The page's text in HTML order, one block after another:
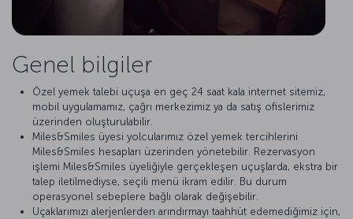
Genel bilgiler
Özel yemek talebi uçuşa en geç 24 saat kala internet sitemiz,
mobil uygulamamız, çağrı merkezimiz ya da satış ofislerimiz
üzerinden oluşturulabilir.
Miles&Smiles üyesi yolcularımız özel yemek tercihlerini
Miles&Smiles hesapları üzerinden yönetebilir. Rezervasyon
işlemi Miles&Smiles üyeliğiyle gerçekleşen uçuşlarda, ekstra bir
talep iletilmediyse, seçili menü ikram edilir. Bu durum
operasyonel sebeplere bağlı olarak değişebilir.
Uçaklarımızı alerjenlerden arındırmayı taahhüt edemediğimiz için,